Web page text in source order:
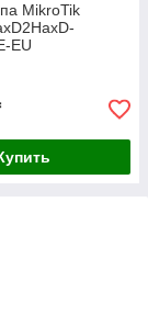
MikroTik
EU